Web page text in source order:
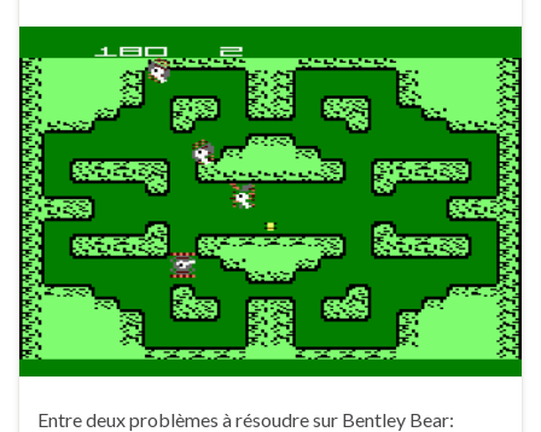
Entre deux problèmes à résoudre sur Bentley Bear: